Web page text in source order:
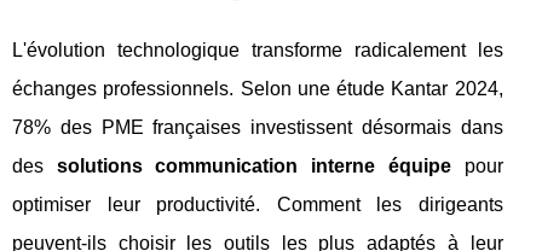
L'évolution technologique transforme radicalement les
échanges professionnels. Selon une étude Kantar 2024,
78% des PME françaises investissent désormais dans
des solutions communication interne équipepour
optimiser leur productivité. Comment les dirigeants
peuvent-ils choisir les outils les plus adaptés à leur